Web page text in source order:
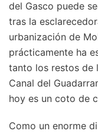
del Gasco puede
tras la
urbanización de
prácticamente ha
tanto los restos de
Canal del
hoy es un coto de
Como un enorme